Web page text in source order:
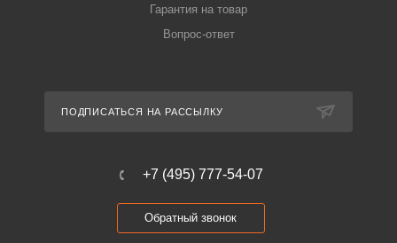
Гарантия на товар
Вопрос-ответ
ПОДПИСАТЬСЯ НА РАССЫЛКУ
+7 (495) 777-54-07
Обратный звонок